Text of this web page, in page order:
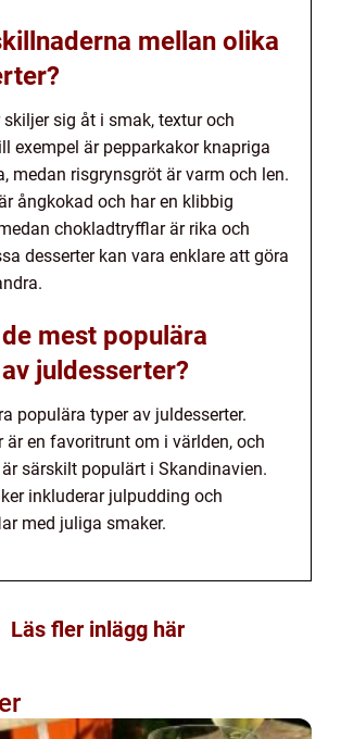
mellan olika
sig åt i smak, textur och
exempel är pepparkakor knapriga
medan risgrynsgröt är varm och len.
ångkokad och har en klibbig
chokladtryfflar är rika och
desserter kan vara enklare att göra
mest populära
juldesserter?
populära typer av juldesserter.
är en favoritrunt om i världen, och
särskilt populärt i Skandinavien.
inkluderar julpudding och
med juliga smaker.
Läs fler inlägg här